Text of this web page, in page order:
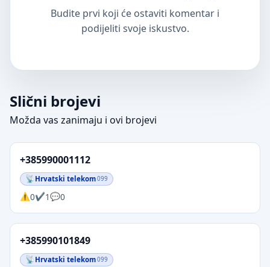
Budite prvi koji će ostaviti komentar i
podijeliti svoje iskustvo.
Slični brojevi
Možda vas zanimaju i ovi brojevi
+385990001112
Hrvatski telekom099
0 1 0
+385990101849
Hrvatski telekom099